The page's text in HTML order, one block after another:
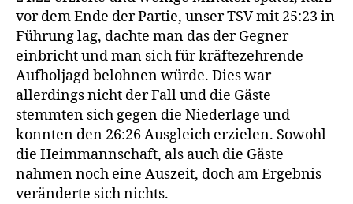
vor dem Ende der Partie, unser TSV mit 25:23 in
Führung lag, dachte man das der Gegner
einbricht und man sich für kräftezehrende
Aufholjagd belohnen würde. Dies war
allerdings nicht der Fall und die Gäste
stemmten sich gegen die Niederlage und
konnten den 26:26 Ausgleich erzielen. Sowohl
die Heimmannschaft, als auch die Gäste
nahmen noch eine Auszeit, doch am Ergebnis
veränderte sich nichts.